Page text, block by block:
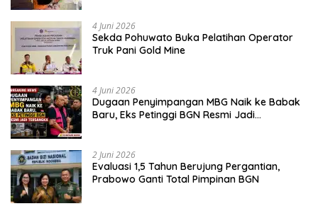
4 Juni 2026
Sekda Pohuwato Buka Pelatihan Operator
Truk Pani Gold Mine
4 Juni 2026
Dugaan Penyimpangan MBG Naik ke Babak
Baru, Eks Petinggi BGN Resmi Jadi
2 Juni 2026
Evaluasi 1,5 Tahun Berujung Pergantian,
Prabowo Ganti Total Pimpinan BGN